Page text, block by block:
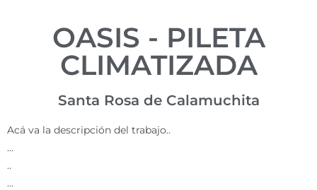
OASIS - PILETA
CLIMATIZADA
Santa Rosa de Calamuchita
Acá va la descripción del trabajo..
…
..
…